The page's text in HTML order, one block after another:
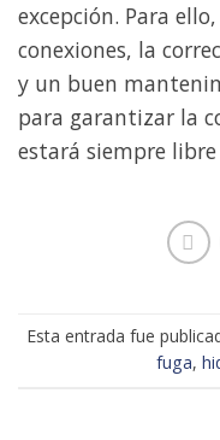
excepción. Para
conexiones, la
y un buen
para garantizar la
estará siempre libre
Esta entrada fue
fuga,